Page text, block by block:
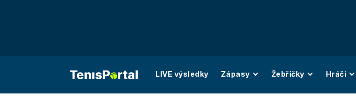
LIVE výsledky Zápasy Žebříčky Hráči